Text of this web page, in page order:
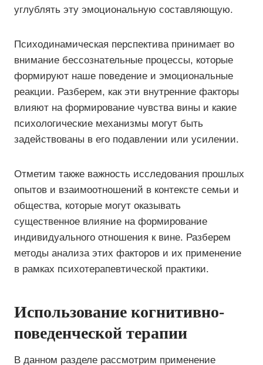
углублять эту эмоциональную составляющую.
Психодинамическая перспектива принимает во
внимание бессознательные процессы, которые
формируют наше поведение и эмоциональные
реакции. Разберем, как эти внутренние факторы
влияют на формирование чувства вины и какие
психологические механизмы могут быть
задействованы в его подавлении или усилении.
Отметим также важность исследования прошлых
опытов и взаимоотношений в контексте семьи и
общества, которые могут оказывать
существенное влияние на формирование
индивидуального отношения к вине. Разберем
методы анализа этих факторов и их применение
в рамках психотерапевтической практики.
Использование когнитивно-
поведенческой терапии
В данном разделе рассмотрим применение